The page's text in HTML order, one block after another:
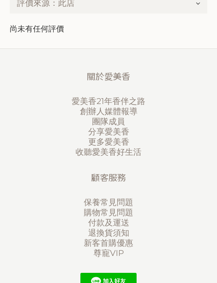
尚未有任何評價
關於愛美香
愛美香21年香伴之路
創辦人媒體報導
團隊成員
分享愛美香
更多愛美香
收聽愛美香好生活
顧客服務
保養常見問題
購物常見問題
付款及運送
退換貨須知
新客首購優惠
尊寵VIP